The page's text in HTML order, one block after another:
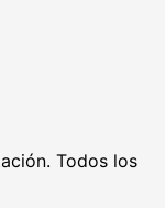
Todos los